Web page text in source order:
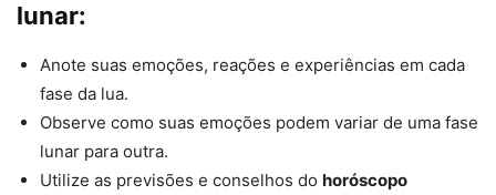
lunar:
Anote suas emoções, reações e experiências em cada
fase da lua.
Observe como suas emoções podem variar de uma fase
lunar para outra.
Utilize as previsões e conselhos do horóscopo